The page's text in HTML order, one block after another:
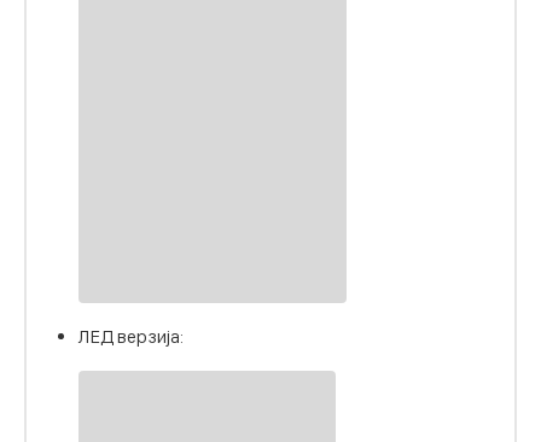
ЛЕД верзија: